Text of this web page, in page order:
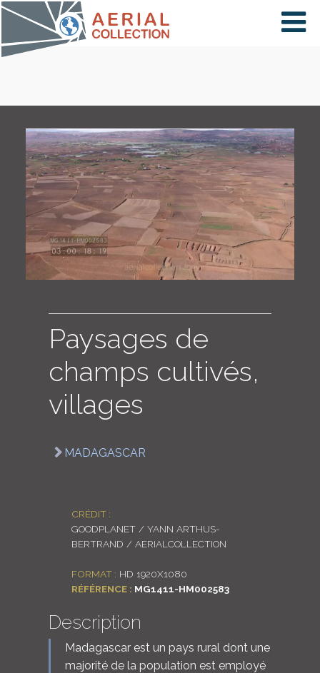
×
PAYS
CARTE
COLLECTIONS
ENGLISH
Paysages de
champs cultivés,
villages
MADAGASCAR
CRÉDIT :
GOODPLANET / YANN ARTHUS-
BERTRAND / AERIALCOLLECTION
FORMAT : HD 1920X1080
RÉFÉRENCE : MG1411-HM002583
Description
Madagascar est un pays rural dont une
majorité de la population est employé